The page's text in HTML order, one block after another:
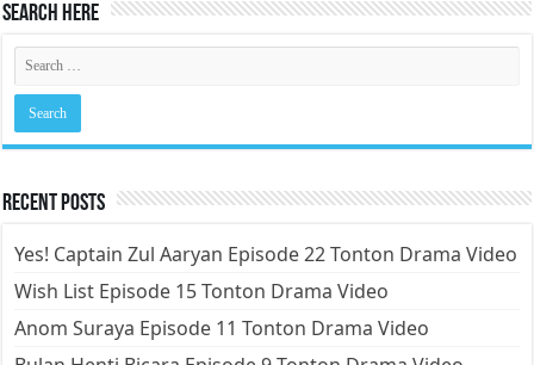
Search Here
Recent Posts
Yes! Captain Zul Aaryan Episode 22 Tonton Drama Video
Wish List Episode 15 Tonton Drama Video
Anom Suraya Episode 11 Tonton Drama Video